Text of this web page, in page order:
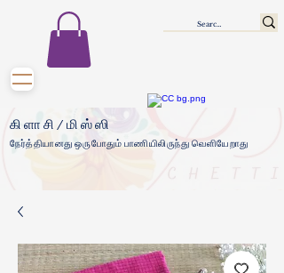
கிளாசி/மிஸ்ஸி
நேர்த்தியானது ஒருபோதும் பாணியிலிருந்து வெளியேறாது